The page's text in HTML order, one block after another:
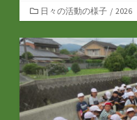
カ
テ
ゴ
リ
ー
日々の活動の様子 / 2026